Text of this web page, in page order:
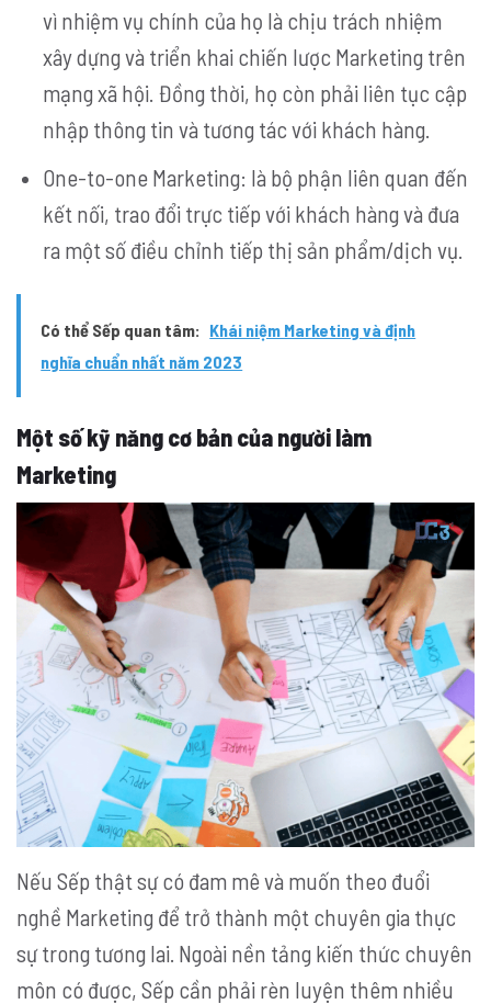
vì nhiệm vụ chính của họ là chịu trách nhiệm
xây dựng và triển khai chiến lược Marketing trên
mạng xã hội. Đồng thời, họ còn phải liên tục cập
nhập thông tin và tương tác với khách hàng.
One-to-one Marketing: là bộ phận liên quan đến
kết nối, trao đổi trực tiếp với khách hàng và đưa
ra một số điều chỉnh tiếp thị sản phẩm/dịch vụ.
Có thể Sếp quan tâm: Khái niệm Marketing và định
nghĩa chuẩn nhất năm 2023
Một số kỹ năng cơ bản của người làm
Marketing
Nếu Sếp thật sự có đam mê và muốn theo đuổi
nghề Marketing để trở thành một chuyên gia thực
sự trong tương lai. Ngoài nền tảng kiến thức chuyên
môn có được, Sếp cần phải rèn luyện thêm nhiều